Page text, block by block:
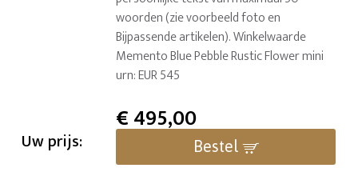
woorden (zie voorbeeld foto en
Bijpassende artikelen). Winkelwaarde
Memento Blue Pebble Rustic Flower mini
urn: EUR 545
Uw prijs:
€495,00
Bestel